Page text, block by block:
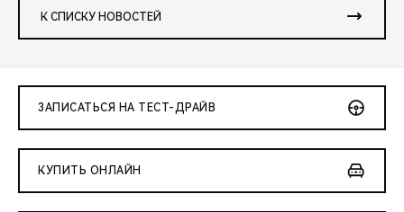
К СПИСКУ НОВОСТЕЙ
ЗАПИСАТЬСЯ НА ТЕСТ-ДРАЙВ
КУПИТЬ ОНЛАЙН